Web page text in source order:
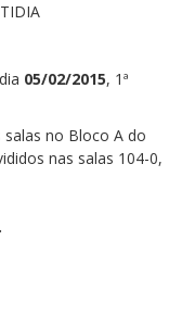
05/02/2015, 1ª
no Bloco A do
nas salas 104-0,
.